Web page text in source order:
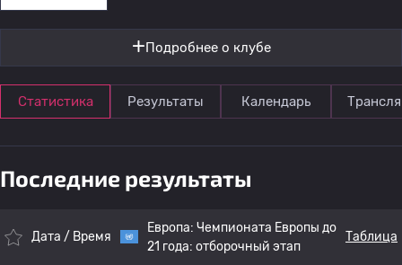
Подробнее о клубе
Статистика Результаты Календарь
Последние результаты
Дата / Время
Европа: Чемпионата Европы до
21 года: отборочный этап
Таблица